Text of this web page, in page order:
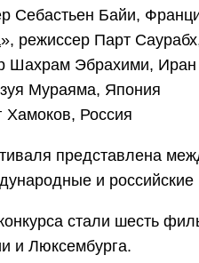
Себастьен Байи,
», режиссер Парт
Шахрам Эбрахими,
Мураяма, Япония
Хамоков, Россия
представлена
и
стали шесть
и Люксембурга.